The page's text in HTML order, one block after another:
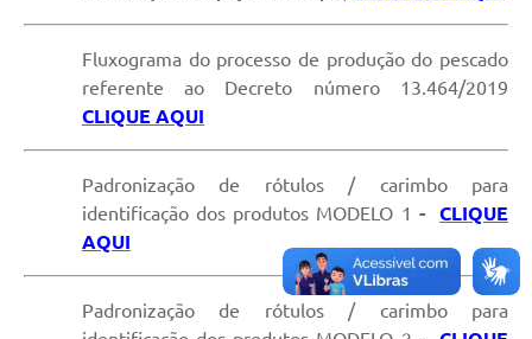
Fluxograma do processo de produção do pescado
referente ao Decreto número 13.464/2019
CLIQUE AQUI
Padronização de rótulos / carimbo para
identificação dos produtos MODELO 1 -CLIQUE
AQUI
Padronização de rótulos / carimbo para